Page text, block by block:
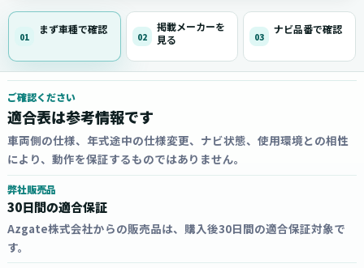
01
まず車種で確認
02
掲載メーカーを
見る
03
ナビ品番で確認
ご確認ください
適合表は参考情報です
車両側の仕様、年式途中の仕様変更、ナビ状態、使用環境との相性
により、動作を保証するものではありません。
弊社販売品
30日間の適合保証
Azgate株式会社からの販売品は、購入後30日間の適合保証対象で
す。